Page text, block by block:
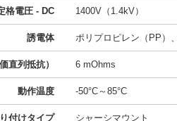
格電圧 - DC 1400V（1.4kV）
誘電体 ポリプロピレン（PP）
直列抵抗） 6 mOhms
動作温度 -50°C～85°C
付けタイプ シャーシマウント